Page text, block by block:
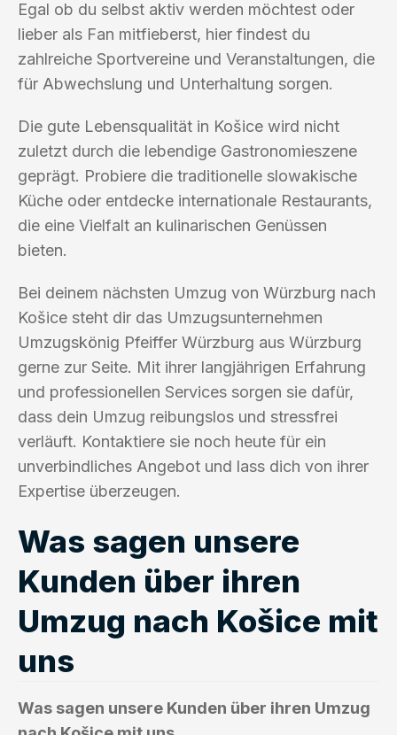
Egal ob du selbst aktiv werden möchtest oder
lieber als Fan mitfieberst, hier findest du
zahlreiche Sportvereine und Veranstaltungen, die
für Abwechslung und Unterhaltung sorgen.
Die gute Lebensqualität in Košice wird nicht
zuletzt durch die lebendige Gastronomieszene
geprägt. Probiere die traditionelle slowakische
Küche oder entdecke internationale Restaurants,
die eine Vielfalt an kulinarischen Genüssen
bieten.
Bei deinem nächsten Umzug von Würzburg nach
Košice steht dir das Umzugsunternehmen
Umzugskönig Pfeiffer Würzburg aus Würzburg
gerne zur Seite. Mit ihrer langjährigen Erfahrung
und professionellen Services sorgen sie dafür,
dass dein Umzug reibungslos und stressfrei
verläuft. Kontaktiere sie noch heute für ein
unverbindliches Angebot und lass dich von ihrer
Expertise überzeugen.
Was sagen unsere
Kunden über ihren
Umzug nach Košice mit
uns
Was sagen unsere Kunden über ihren Umzug